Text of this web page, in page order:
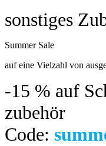
sonstiges
Summer Sale
auf eine Vielzahl von
-15 % auf
zubehör
Code: